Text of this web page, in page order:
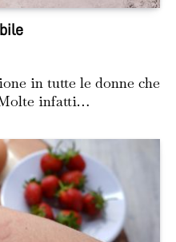
in tutte le donne che
infatti…